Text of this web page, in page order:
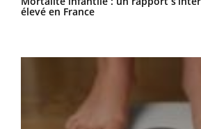
élevé en France